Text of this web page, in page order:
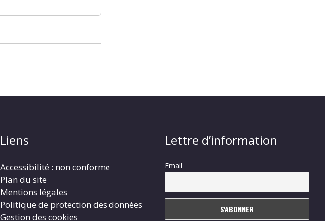
Liens
Accessibilité : non conforme
Plan du site
Mentions légales
Politique de protection des données
Gestion des cookies
Lettre d’information
Email